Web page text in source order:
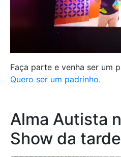
Faça parte e venha ser um
Quero ser um padrinho.
Alma Autista
Show da tarde